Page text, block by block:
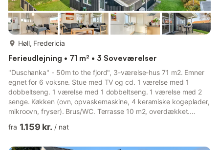
Høll, Fredericia
Ferieudlejning • 71 m² • 3 Soveværelser
"Duschanka" - 50m to the fjord", 3-værelse-hus 71 m2. Emner
egnet for 6 voksne. Stue med TV og cd. 1 værelse med 1
dobbeltseng. 1 værelse med 1 dobbeltseng. 1 værelse med 2
senge. Køkken (ovn, opvaskemaskine, 4 keramiske kogeplader,
mikroovn, fryser). Brus/WC. Terrasse 10 m2, overdækket.
(trådløs LAN [WLAN]). Bemærk venligst: ikke-ryger lejlighed.
fra 1.159 kr. / nat